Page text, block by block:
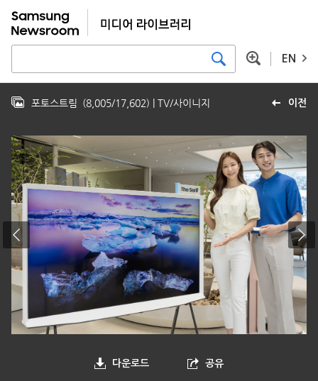
EN
이전
포토스트림 (8,005/17,602) | TV/사이니지
다운로드 공유